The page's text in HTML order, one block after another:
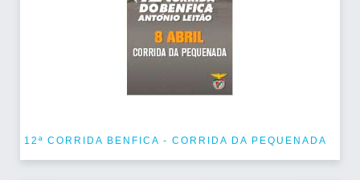
12ª CORRIDA BENFICA - CORRIDA DA PEQUENADA